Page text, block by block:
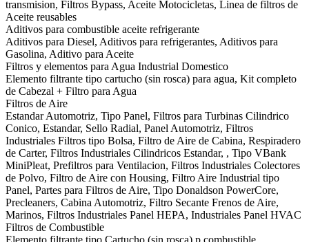
transmision, Filtros Bypass, Aceite Motocicletas, Linea de filtros de
Aceite reusables
Aditivos para combustible aceite refrigerante
Aditivos para Diesel, Aditivos para refrigerantes, Aditivos para
Gasolina, Aditivo para Aceite
Filtros y elementos para Agua Industrial Domestico
Elemento filtrante tipo cartucho (sin rosca) para agua, Kit completo
de Cabezal + Filtro para Agua
Filtros de Aire
Estandar Automotriz, Tipo Panel, Filtros para Turbinas Cilindrico
Conico, Estandar, Sello Radial, Panel Automotriz, Filtros
Industriales Filtros tipo Bolsa, Filtro de Aire de Cabina, Respiradero
de Carter, Filtros Industriales Cilindricos Estandar, , Tipo VBank
MiniPleat, Prefiltros para Ventilacion, Filtros Industriales Colectores
de Polvo, Filtro de Aire con Housing, Filtro Aire Industrial tipo
Panel, Partes para Filtros de Aire, Tipo Donaldson PowerCore,
Precleaners, Cabina Automotriz, Filtro Secante Frenos de Aire,
Marinos, Filtros Industriales Panel HEPA, Industriales Panel HVAC
Filtros de Combustible